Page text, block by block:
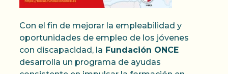
Con el fin de mejorar la empleabilidad y
oportunidades de empleo de los jóvenes
con discapacidad, la Fundación ONCE
desarrolla un programa de ayudas